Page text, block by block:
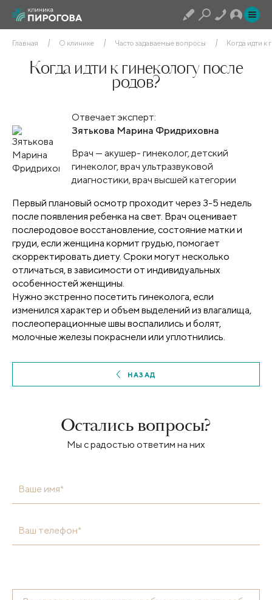
Главная О клинике Часто задаваемые вопросы Когда идти к
Когда идти к гинекологу после
родов?
Отвечает эксперт:
Зятькова Марина Фридриховна
Врач — акушер- гинеколог, детский
гинеколог, врач ультразвуковой
диагностики, врач высшей категории
Первый плановый осмотр проходит через 3-5 недель
после появления ребенка на свет. Врач оценивает
послеродовое восстановление, состояние матки и
груди, если женщина кормит грудью, помогает
скорректировать диету. Сроки могут несколько
отличаться, в зависимости от индивидуальных
особенностей женщины.
Нужно экстренно посетить гинеколога, если
изменился характер и объем выделений из влагалища,
послеоперационные швы воспалились и болят,
молочные железы покраснели или уплотнились.
НАЗАД
Остались вопросы?
Мы с радостью ответим на них
Ваше имя*
Ваш телефон*